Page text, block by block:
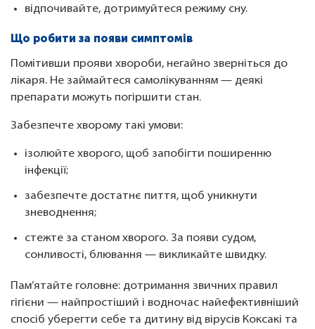
відпочивайте, дотримуйтеся режиму сну.
Що робити за появи симптомів
Помітивши прояви хвороби, негайно зверніться до
лікаря. Не займайтеся самолікуванням — деякі
препарати можуть погіршити стан.
Забезпечте хворому такі умови:
ізолюйте хворого, щоб запобігти поширенню
інфекції;
забезпечте достатнє пиття, щоб уникнути
зневоднення;
стежте за станом хворого. За появи судом,
сонливості, блювання — викликайте швидку.
Пам’ятайте головне: дотримання звичних правил
гігієни — найпростіший і водночас найефективніший
спосіб уберегти себе та дитину від вірусів Коксакі та